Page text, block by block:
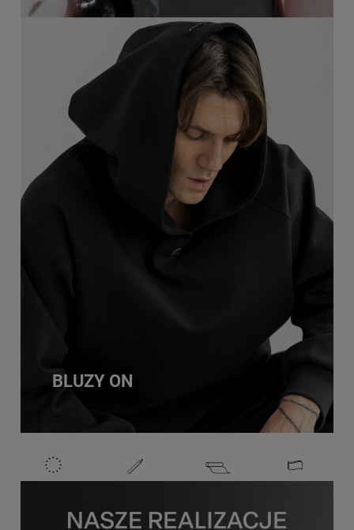
BLUZY ON